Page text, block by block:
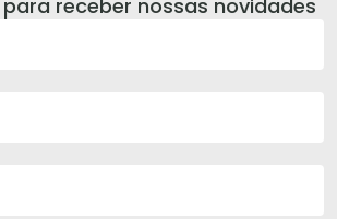
receber nossas novidades